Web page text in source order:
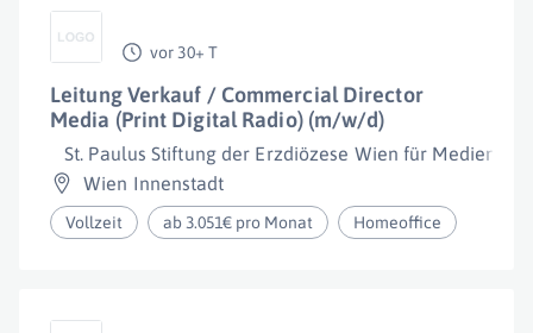
vor 30+ T
Leitung Verkauf / Commercial Director
Media (Print Digital Radio) (m/w/d)
St. Paulus Stiftung der Erzdiözese Wien für
Wien Innenstadt
Vollzeit ab 3.051€ pro Monat Homeoffice